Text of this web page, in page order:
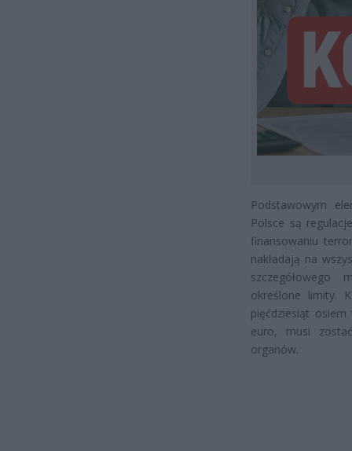
Podstawowym
Polsce są
finansowaniu
nakładają na
szczegółowego
określone limity.
pięćdziesiąt
euro, musi
organów.